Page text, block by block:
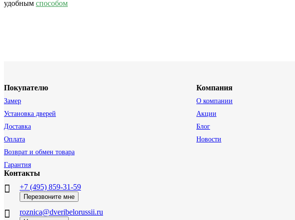
удобным способом
Покупателю
Замер
Установка дверей
Доставка
Оплата
Возврат и обмен товара
Гарантия
Компания
О компании
Акции
Блог
Новости
Контакты
+7 (495) 859-31-59
Перезвоните мне
roznica@dveribelorussii.ru